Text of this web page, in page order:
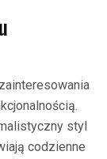
styl
codzienne